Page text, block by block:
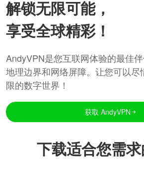
解锁无限可能，
享受全球精彩！
AndyVPN是您互联网体验的最佳
地理边界和网络屏障。让您可以尽
限的数字世界！
获取 AndyVPN
下载适合您需